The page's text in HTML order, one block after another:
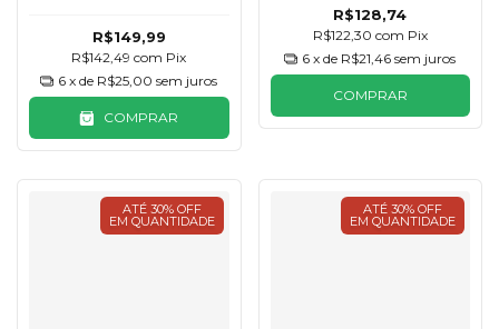
R$149,99
R$142,49com Pix
6 x de R$25,00 sem juros
COMPRAR
R$128,74
R$122,30 com Pix
6 x de R$21,46 sem juros
COMPRAR
ATÉ 30% OFF
EM QUANTIDADE
ATÉ 30% OFF
EM QUANTIDADE